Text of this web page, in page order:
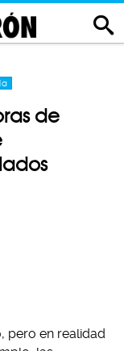
de
pero en realidad